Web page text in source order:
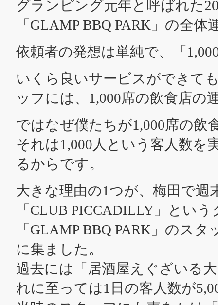
グランピング元年と呼ばれた
「GLAMP BBQ PARK」の全
依頼者の発想は単純で、「
いくら良いサービスができて
ッフには、1,000席の飲食店の
ではなぜ僕たちが1,000席の飲
それは1,000人という客人数を
るからです。
大きな理由の1つが、梅田で週
「CLUB PICCADILLY」とい
「GLAMP BBQ PARK」のス
に集ました。
過去には「居酒屋えぐざいる
れに至っては1日の客人数が